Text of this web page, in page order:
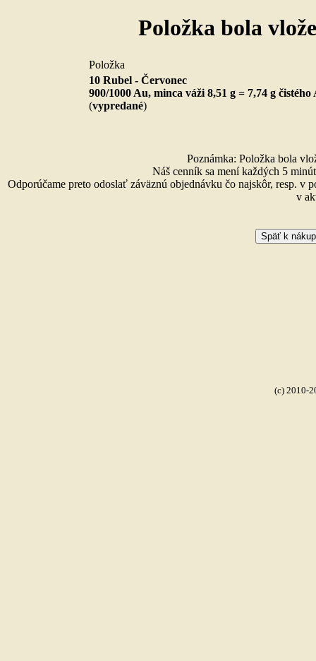
Položka bola
Položka
10 Rubel - Červonec
900/1000 Au, minca váži 8,51 g = 7,74 g čistého
(vypredané)
Poznámka: Položka bola
Náš cenník sa mení každých 5
Odporúčame preto odoslať záväznú objednávku čo najskôr, resp. v
v
(c) 2010-